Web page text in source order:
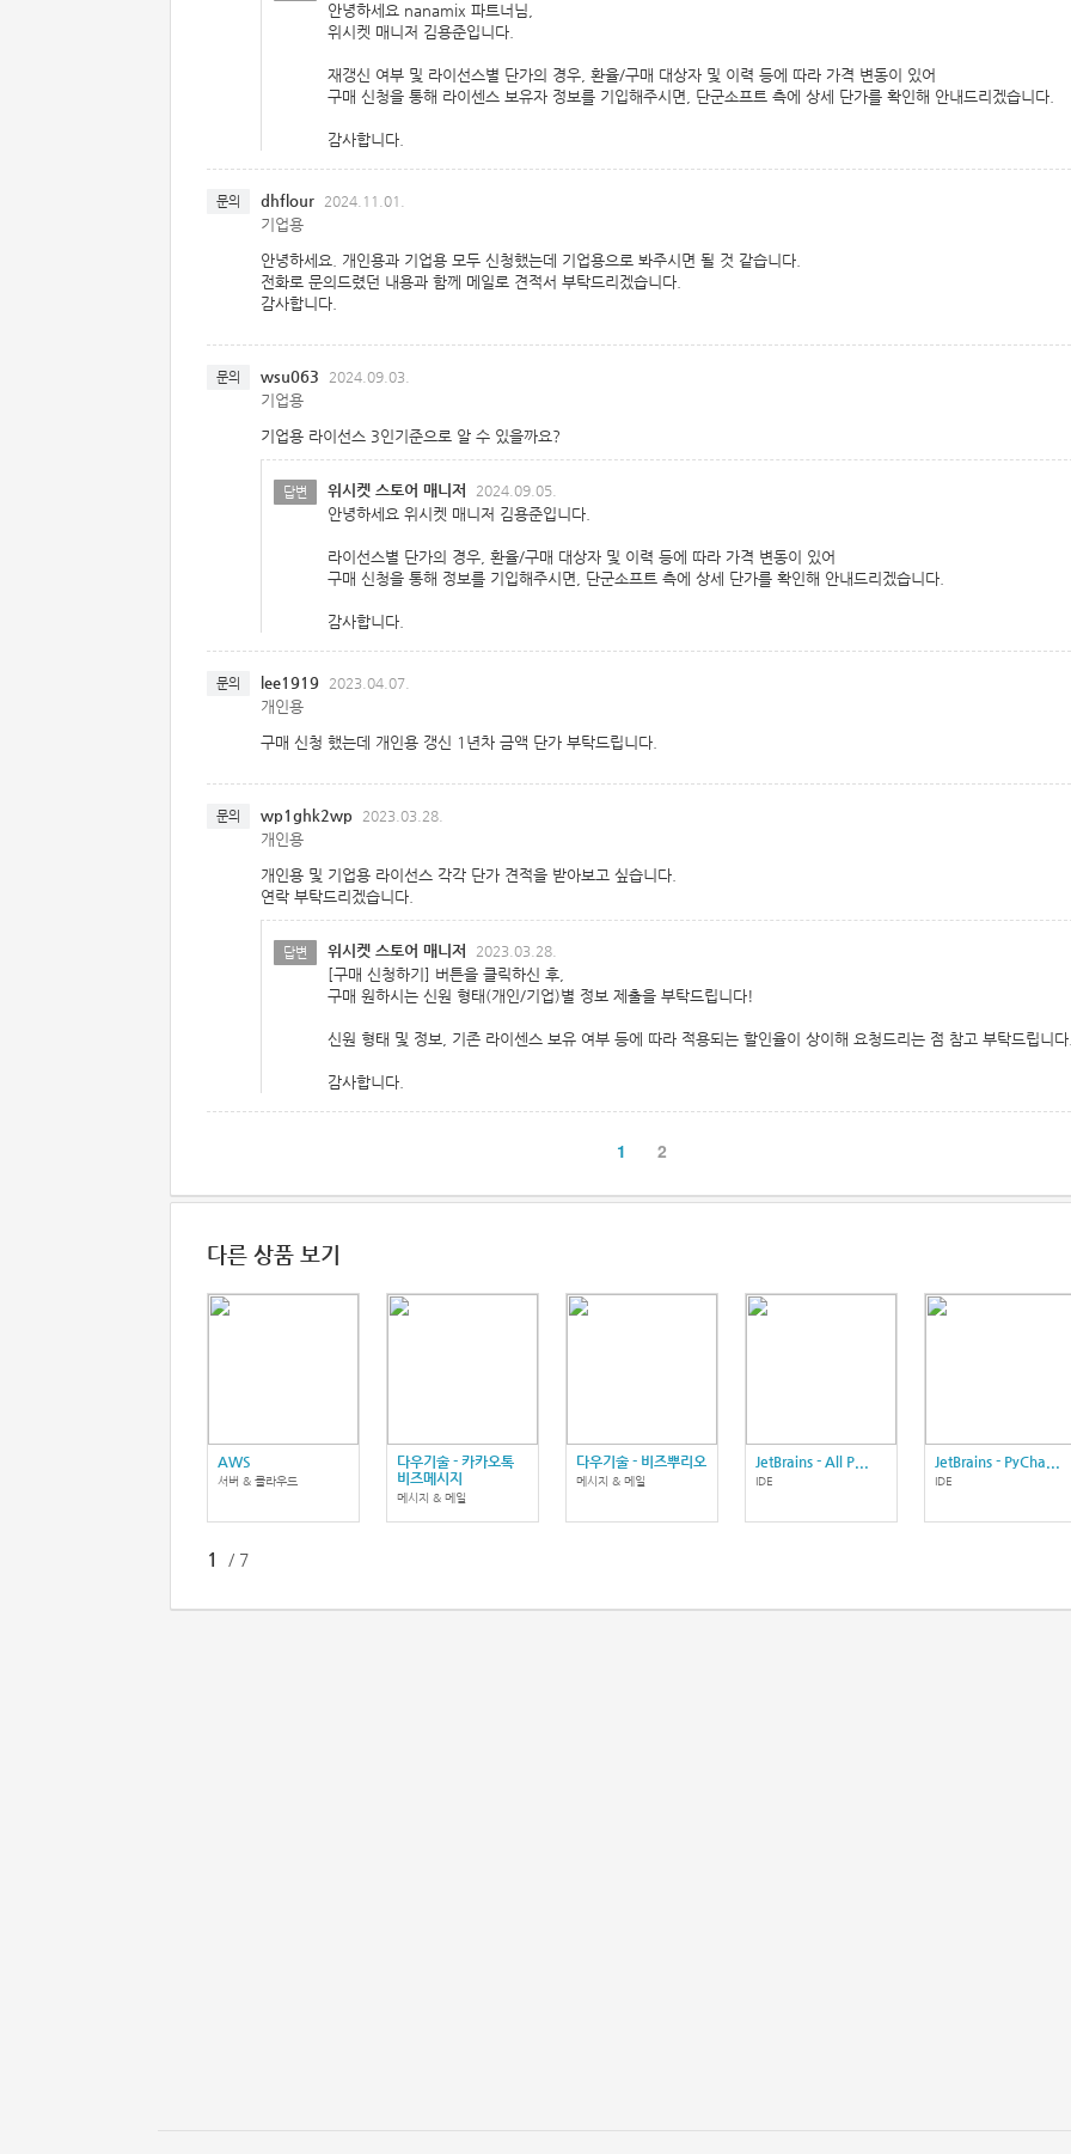
안녕하세요 nanamix 파트너님,
위시켓 매니저 김용준입니다.
재갱신 여부 및 라이선스별 단가의 경우, 환율/구매 대상자 및 이력 등에 따라 가격 변동이 있어
구매 신청을 통해 라이센스 보유자 정보를 기입해주시면, 단군소프트 측에 상세 단가를 확인해 안내드리겠습니다.
감사합니다.
문의 dhflour 2024.11.01.
기업용
안녕하세요. 개인용과 기업용 모두 신청했는데 기업용으로 봐주시면 될 것 같습니다.
전화로 문의드렸던 내용과 함께 메일로 견적서 부탁드리겠습니다.
감사합니다.
문의 wsu063 2024.09.03.
기업용
기업용 라이선스 3인기준으로 알 수 있을까요?
답변 위시켓 스토어 매니저 2024.09.05.
안녕하세요 위시켓 매니저 김용준입니다.
라이선스별 단가의 경우, 환율/구매 대상자 및 이력 등에 따라 가격 변동이 있어
구매 신청을 통해 정보를 기입해주시면, 단군소프트 측에 상세 단가를 확인해 안내드리겠습니다.
감사합니다.
문의 lee1919 2023.04.07.
개인용
구매 신청 했는데 개인용 갱신 1년차 금액 단가 부탁드립니다.
문의 wp1ghk2wp 2023.03.28.
개인용
개인용 및 기업용 라이선스 각각 단가 견적을 받아보고 싶습니다.
연락 부탁드리겠습니다.
답변 위시켓 스토어 매니저 2023.03.28.
[구매 신청하기] 버튼을 클릭하신 후,
구매 원하시는 신원 형태(개인/기업)별 정보 제출을 부탁드립니다!
신원 형태 및 정보, 기존 라이센스 보유 여부 등에 따라 적용되는 할인율이 상이해 요청드리는 점 참고 부탁드립니
감사합니다.
1 2
다른 상품 보기
AWS
서버 & 클라우드
다우기술 - 카카오톡
비즈메시지
메시지 & 메일
다우기술 - 비즈뿌리오
메시지 & 메일
JetBrains - All P...
IDE
JetBrains - PyCha...
IDE
1 / 7